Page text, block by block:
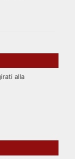
alla